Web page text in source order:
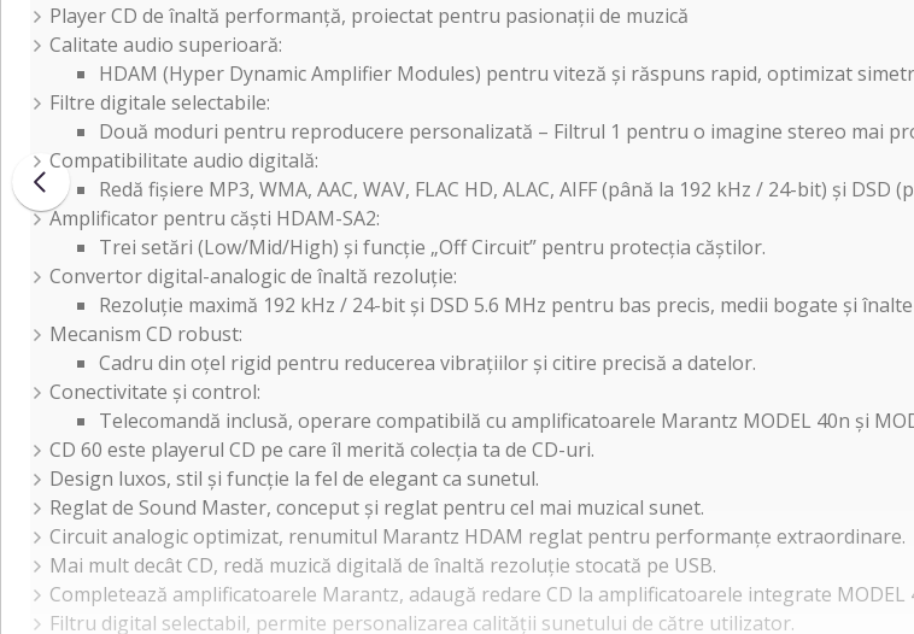
Player CD de înaltă performanță, proiectat pentru pasionații de muzică
Calitate audio superioară:
HDAM (Hyper Dynamic Amplifier Modules) pentru viteză și răspuns rapid, optimizat
Filtre digitale selectabile:
Două moduri pentru reproducere personalizată – Filtrul 1 pentru o imagine stereo mai
Compatibilitate audio digitală:
Redă fișiere MP3, WMA, AAC, WAV, FLAC HD, ALAC, AIFF (până la 192 kHz / 24-bit) și DSD
Amplificator pentru căști HDAM-SA2:
Trei setări (Low/Mid/High) și funcție „Off Circuit” pentru protecția căștilor.
Convertor digital-analogic de înaltă rezoluție:
Rezoluție maximă 192 kHz / 24-bit și DSD 5.6 MHz pentru bas precis, medii bogate și
Mecanism CD robust:
Cadru din oțel rigid pentru reducerea vibrațiilor și citire precisă a datelor.
Conectivitate și control:
Telecomandă inclusă, operare compatibilă cu amplificatoarele Marantz MODEL 40n și
CD 60 este playerul CD pe care îl merită colecția ta de CD-uri.
Design luxos, stil și funcție la fel de elegant ca sunetul.
Reglat de Sound Master, conceput și reglat pentru cel mai muzical sunet.
Circuit analogic optimizat, renumitul Marantz HDAM reglat pentru performanțe extraordinare.
Mai mult decât CD, redă muzică digitală de înaltă rezoluție stocată pe USB.
Completează amplificatoarele Marantz, adaugă redare CD la amplificatoarele integrate
Filtru digital selectabil, permite personalizarea calității sunetului de către utilizator.